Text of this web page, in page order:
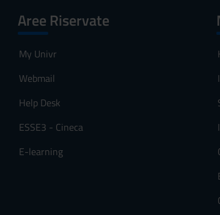
Aree Riservate
My Univr
Webmail
Help Desk
ESSE3 - Cineca
E-learning